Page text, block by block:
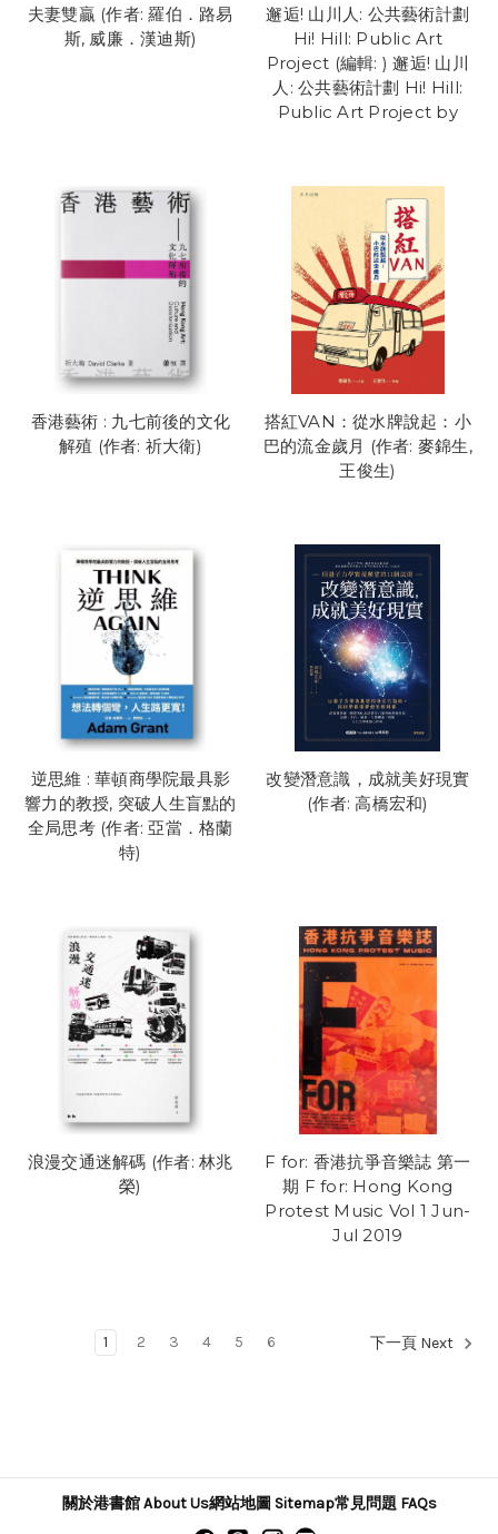
夫妻雙贏 (作者: 羅伯．路易
斯, 威廉．漢迪斯)
邂逅! 山川人: 公共藝術計劃
Hi! Hill: Public Art
Project (編輯: ) 邂逅! 山川
人: 公共藝術計劃 Hi! Hill:
Public Art Project by
香港藝術 : 九七前後的文化
解殖 (作者: 祈大衛)
搭紅VAN：從水牌說起：小
巴的流金歲月 (作者: 麥錦生,
王俊生)
逆思維 : 華頓商學院最具影
響力的教授, 突破人生盲點的
全局思考 (作者: 亞當．格蘭
特)
改變潛意識，成就美好現實
(作者: 高橋宏和)
浪漫交通迷解碼 (作者: 林兆
榮)
F for: 香港抗爭音樂誌 第一
期 F for: Hong Kong
Protest Music Vol 1 Jun-
Jul 2019
1 2 3 4 5 6 下一頁 Next
關於港書館 About Us網站地圖 Sitemap常見問題 FAQs